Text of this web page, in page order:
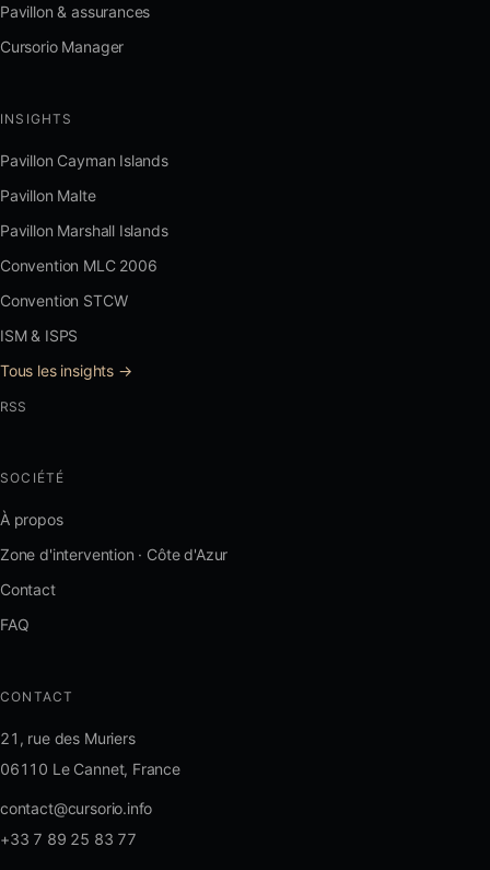
Pavillon & assurances
Cursorio Manager
INSIGHTS
Pavillon Cayman Islands
Pavillon Malte
Pavillon Marshall Islands
Convention MLC 2006
Convention STCW
ISM & ISPS
Tous les insights →
RSS
SOCIÉTÉ
À propos
Zone d'intervention · Côte d'Azur
Contact
FAQ
CONTACT
21, rue des Muriers
06110 Le Cannet, France
contact@cursorio.info
+33 7 89 25 83 77